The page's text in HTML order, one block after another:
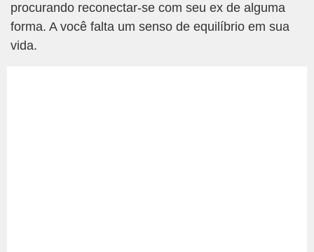
procurando reconectar-se com seu ex de alguma
forma. A você falta um senso de equilíbrio em sua
vida.